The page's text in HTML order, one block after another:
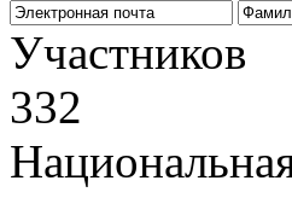
Участников
332